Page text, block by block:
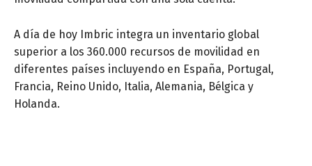
A día de hoy Imbric integra un inventario global
superior a los 360.000 recursos de movilidad en
diferentes países incluyendo en España, Portugal,
Francia, Reino Unido, Italia, Alemania, Bélgica y
Holanda.